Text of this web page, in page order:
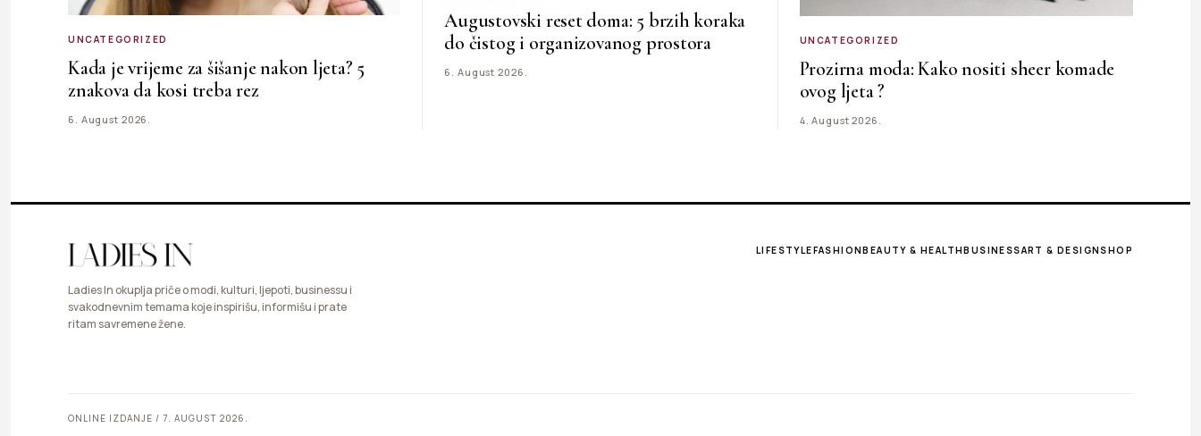
UNCATEGORIZED
Kada je vrijeme za šišanje nakon ljeta? 5
znakova da kosi treba rez
6. August 2026.
Augustovski reset doma: 5 brzih koraka
do čistog i organizovanog prostora
6. August 2026.
UNCATEGORIZED
Prozirna moda: Kako nositi sheer komade
ovog ljeta ?
4. August 2026.
Ladies In okuplja priče o modi, kulturi, ljepoti, businessu i
svakodnevnim temama koje inspirišu, informišu i prate
ritam savremene žene.
LIFESTYLEFASHIONBEAUTY & HEALTHBUSINESSART & DESIGNSHOP
ONLINE IZDANJE / 7. AUGUST 2026.